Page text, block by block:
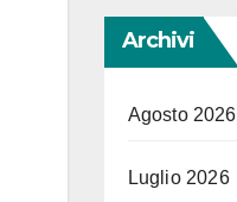
Archivi
Agosto 2026
Luglio 2026